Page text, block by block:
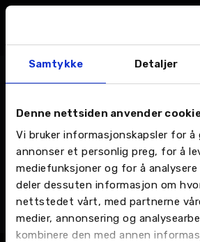
Samtykke Detaljer
Denne nettsiden anvender
Vi bruker informasjonskapsler for å
annonser et personlig preg, for å
mediefunksjoner og for å
deler dessuten informasjon om
nettstedet vårt, med partnerne
medier, annonsering og
kombinere den med annen
M Nordvik AS er
DS Automobiles,
Opel og Peugeot i
porteføljen og det
Jeep flytter inn i
stolte av å
bilmerke flytter inn
LES MER >